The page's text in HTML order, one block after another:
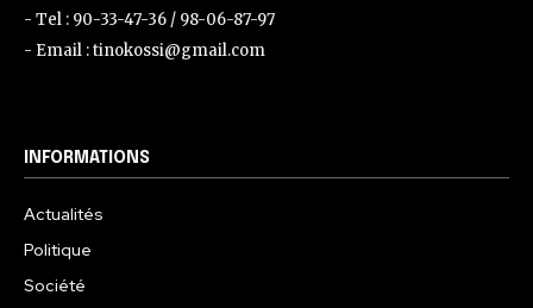
- Tel : 90-33-47-36 / 98-06-87-97
- Email : tinokossi@gmail.com
INFORMATIONS
Actualités
Politique
Société